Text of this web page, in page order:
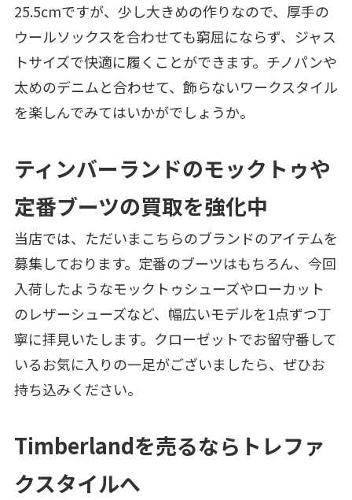
25.5cmですが、少し大きめの作りなので、厚手の
ウールソックスを合わせても窮屈にならず、ジャス
トサイズで快適に履くことができます。チノパンや
太めのデニムと合わせて、飾らないワークスタイル
を楽しんでみてはいかがでしょうか。
ティンバーランドのモックトゥや
定番ブーツの買取を強化中
当店では、ただいまこちらのブランドのアイテムを
募集しております。定番のブーツはもちろん、今回
入荷したようなモックトゥシューズやローカット
のレザーシューズなど、幅広いモデルを1点ずつ丁
寧に拝見いたします。クローゼットでお留守番して
いるお気に入りの一足がございましたら、ぜひお
持ち込みください。
Timberlandを売るならトレファ
クスタイルへ